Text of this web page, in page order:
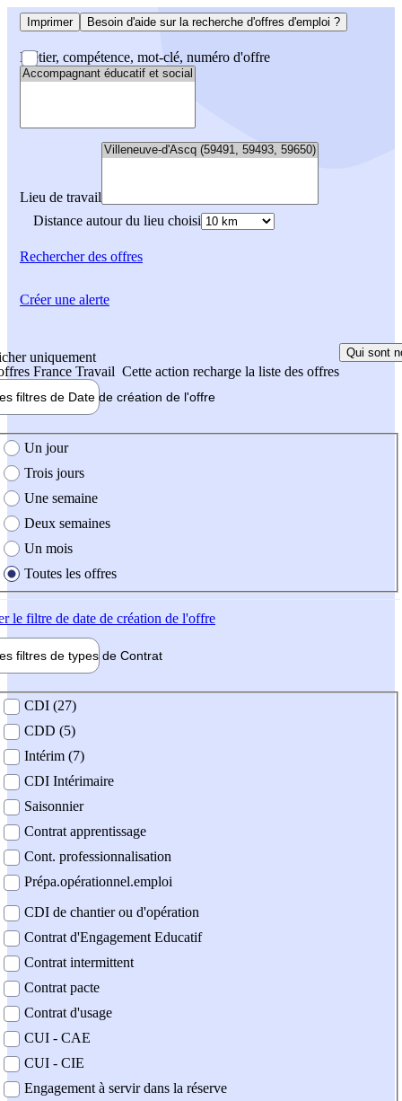
Imprimer Besoin d'aide sur la recherche d'offres d'emploi ?
Métier, compétence, mot-clé, numéro d'offre
Lieu de travail
Distance autour du lieu choisi
Rechercherdes offres
uniquement
France Travail Cette action recharge la liste des offres
Qui sont
filtres de Date de création de l'offre
création de l'offre
Un jour
Trois jours
Une semaine
Deux semaines
Un mois
Toutes les offres
le filtre de date de création de l'offre
filtres de types de Contrat
contrat
CDI (27)
CDD (5)
Intérim (7)
CDI Intérimaire
Saisonnier
Contrat apprentissage
Cont. professionnalisation
Prépa.opérationnel.emploi
CDI de chantier ou d'opération
Contrat d'Engagement Educatif
Contrat intermittent
Contrat pacte
Contrat d'usage
CUI - CAE
CUI - CIE
Engagement à servir dans la réserve
Créer une alerte